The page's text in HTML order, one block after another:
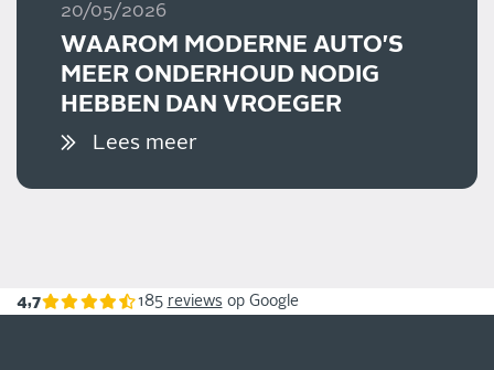
20/05/2026
WAAROM MODERNE AUTO'S
MEER ONDERHOUD NODIG
HEBBEN DAN VROEGER
Lees meer
4,7 185 reviews op Google